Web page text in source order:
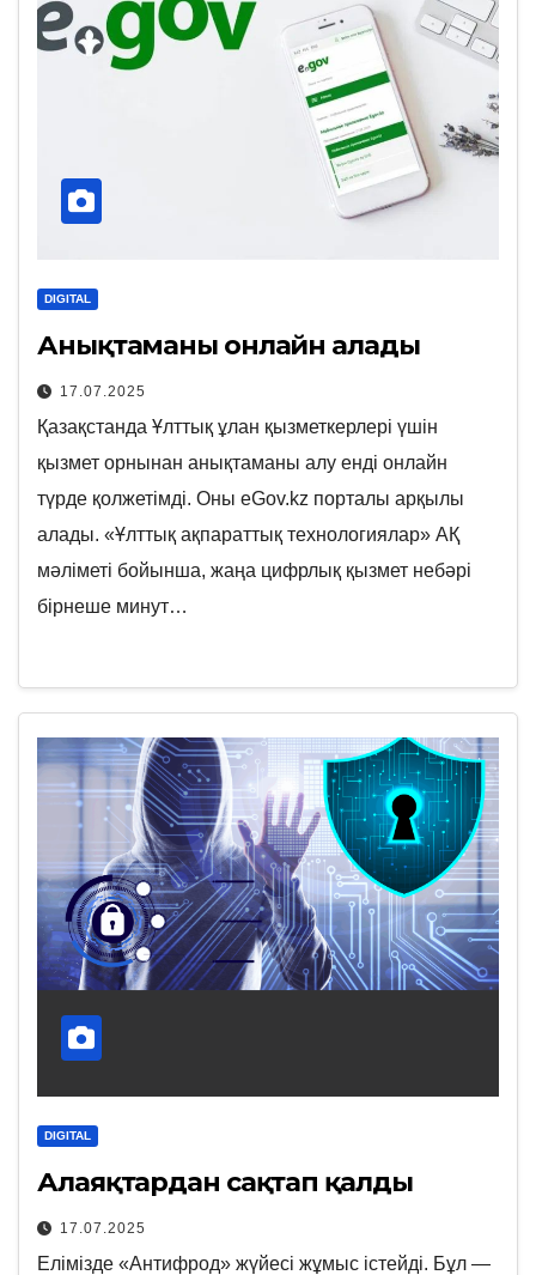
DIGITAL
Анықтаманы онлайн алады
17.07.2025
Қазақстанда Ұлттық ұлан қызметкерлері үшін
қызмет орнынан анықтаманы алу енді онлайн
түрде қолжетімді. Оны eGov.kz порталы арқылы
алады. «Ұлттық ақпараттық технологиялар» АҚ
мәліметі бойынша, жаңа цифрлық қызмет небәрі
бірнеше минут…
DIGITAL
Алаяқтардан сақтап қалды
17.07.2025
Елімізде «Антифрод» жүйесі жұмыс істейді. Бұл —